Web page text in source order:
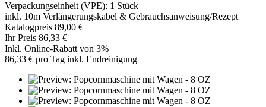
Verpackungseinheit (VPE): 1 Stück
inkl. 10m Verlängerungskabel & Gebrauchsanweisung/Rezept
Katalogpreis 89,00 €
Ihr Preis 86,33 €
Inkl. Online-Rabatt von 3%
86,33 € pro Tag inkl. Endreinigung